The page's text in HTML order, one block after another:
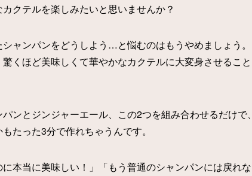
クテルを楽しみたいと思いませんか？
ャンパンをどうしよう…と悩むのはもうやめましょう。
くほど美味しくて華やかなカクテルに大変身させること
とジンジャーエール、この2つを組み合わせるだけで、
たった3分で作れちゃうんです。
本当に美味しい！」「もう普通のシャンパンには戻れな